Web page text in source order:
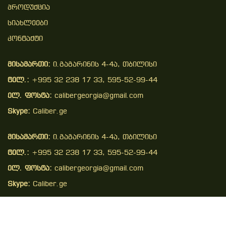
Პროდუქცია
Სიახლეები
Კონტაქტი
მისამართი: ი.გაგარინის 4-4ა, თბილისი
ტელ.: +995 32 238 17 33, 595-52-99-44
ელ. ფოსტა: calibergeorgia@gmail.com
Skype: Caliber.ge
მისამართი: ი.გაგარინის 4-4ა, თბილისი
ტელ.: +995 32 238 17 33, 595-52-99-44
ელ. ფოსტა: calibergeorgia@gmail.com
Skype: Caliber.ge